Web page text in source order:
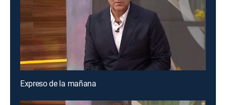
Expreso de la mañana